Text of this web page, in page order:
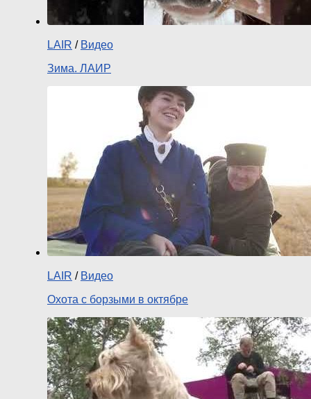
LAIR / Видео
Зима. ЛАИР
LAIR / Видео
Охота с борзыми в октябре